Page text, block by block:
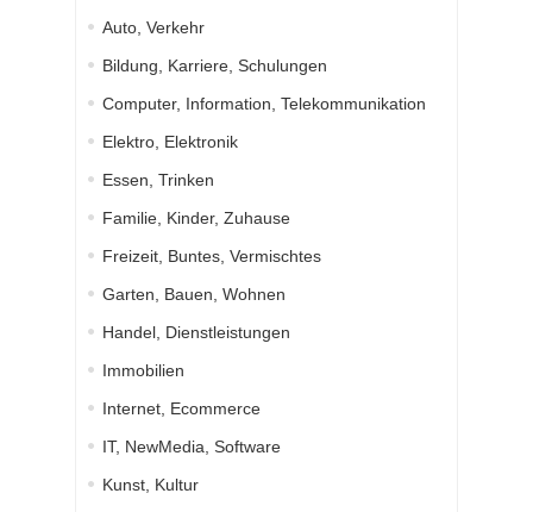
Auto, Verkehr
Bildung, Karriere, Schulungen
Computer, Information, Telekommunikation
Elektro, Elektronik
Essen, Trinken
Familie, Kinder, Zuhause
Freizeit, Buntes, Vermischtes
Garten, Bauen, Wohnen
Handel, Dienstleistungen
Immobilien
Internet, Ecommerce
IT, NewMedia, Software
Kunst, Kultur